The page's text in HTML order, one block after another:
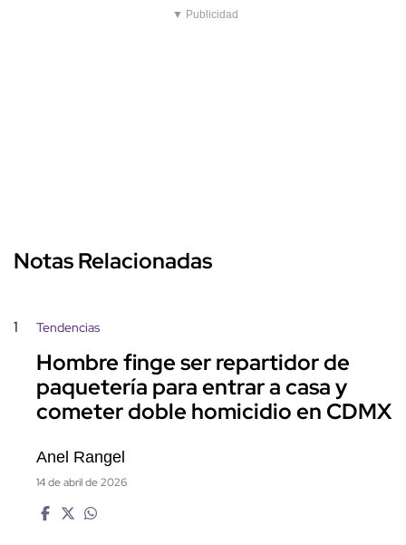
▼ Publicidad
Notas Relacionadas
1 Tendencias
Hombre finge ser repartidor de
paquetería para entrar a casa y
cometer doble homicidio en CDMX
Anel Rangel
14 de abril de 2026